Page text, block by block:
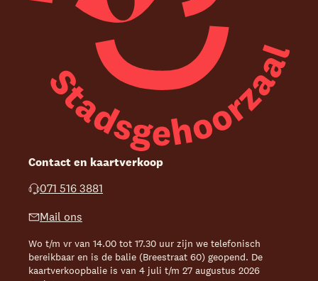
Contact en kaartverkoop
071 516 3881
Mail ons
Wo t/m vr van 14.00 tot 17.30 uur zijn we telefonisch
bereikbaar en is de balie (Breestraat 60) geopend. De
kaartverkoopbalie is van 4 juli t/m 27 augustus 2026